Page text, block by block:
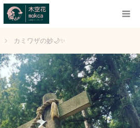
カミワザの妙🌙✨